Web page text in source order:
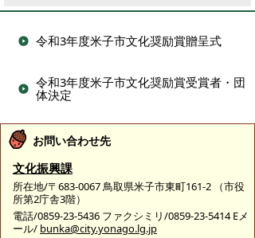
令和3年度米子市文化奨励賞贈呈式
令和3年度米子市文化奨励賞受賞者・団
体決定
お問い合わせ先
文化振興課
所在地/〒683-0067 鳥取県米子市東町161-2 （市役
所第2庁舎3階）
電話/0859-23-5436 ファクシミリ/0859-23-5414 Eメ
ール/ bunka@city.yonago.lg.jp